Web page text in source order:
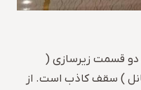
قسمت زیرسازی (
) سقف کاذب است. از